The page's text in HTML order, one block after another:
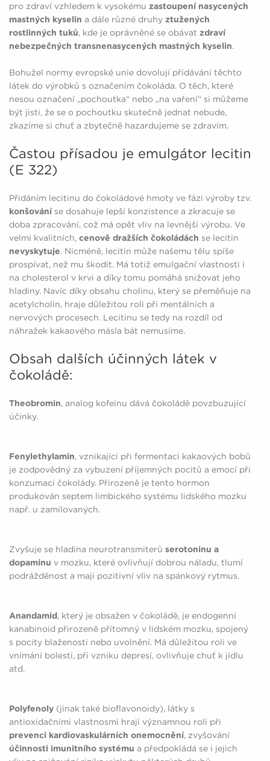
pro zdraví vzhledem k vysokému zastoupení nasycených
mastných kyselin a dále různé druhy ztužených
rostlinných tuků, kde je oprávněné se obávat zdraví
nebezpečných transnenasycených mastných kyselin.
Bohužel normy evropské unie dovolují přidávání těchto
látek do výrobků s označením čokoláda. O těch, které
nesou označení „pochoutka“ nebo „na vaření“ si můžeme
být jisti, že se o pochoutku skutečně jednat nebude,
zkazíme si chuť a zbytečně hazardujeme se zdravím.
Častou přísadou je emulgátor lecitin
(E 322)
Přidáním lecitinu do čokoládové hmoty ve fázi výroby tzv.
konšováníse dosahuje lepší konzistence a zkracuje se
doba zpracování, což má opět vliv na levnější výrobu. Ve
velmi kvalitních, cenově dražších čokoládách se lecitin
nevyskytuje. Nicméně, lecitin může našemu tělu spíše
prospívat, než mu škodit. Má totiž emulgační vlastnosti i
na cholesterol v krvi a díky tomu pomáhá snižovat jeho
hladiny. Navíc díky obsahu cholinu, který se přeměňuje na
acetylcholin, hraje důležitou roli při mentálních a
nervových procesech. Lecitinu se tedy na rozdíl od
náhražek kakaového másla bát nemusíme.
Obsah dalších účinných látek v
čokoládě:
Theobromin, analog kofeinu dává čokoládě povzbuzující
účinky.
Fenylethylamin, vznikající při fermentaci kakaových bobů
je zodpovědný za vybuzení příjemných pocitů a emocí při
konzumaci čokolády. Přirozeně je tento hormon
produkován septem limbického systému lidského mozku
např. u zamilovaných.
Zvyšuje se hladina neurotransmiterů serotoninu a
dopaminu v mozku, které ovlivňují dobrou náladu, tlumí
podrážděnost a mají pozitivní vliv na spánkový rytmus.
Anandamid, který je obsažen v čokoládě, je endogenní
kanabinoid přirozeně přítomný v lidském mozku, spojený
s pocity blaženosti nebo uvolnění. Má důležitou roli ve
vnímání bolesti, při vzniku depresí, ovlivňuje chuť k jídlu
atd.
Polyfenoly (jinak také bioflavonoidy), látky s
antioxidačními vlastnosmi hrají významnou roli při
prevenci kardiovaskulárních onemocnění, zvyšování
účinnosti imunitního systému a předpokládá se i jejich